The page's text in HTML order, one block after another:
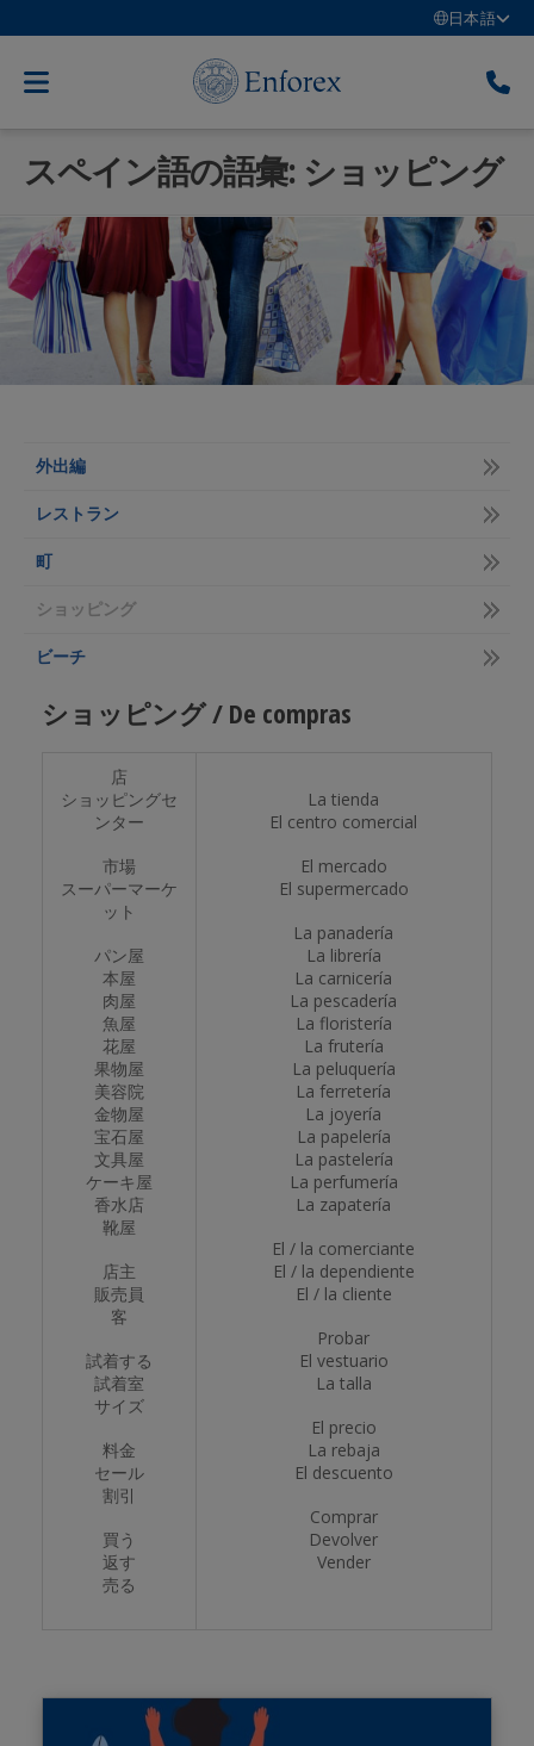
日本語
スペイン語の語彙: ショッピング
外出編
レストラン
町
ショッピング
ビーチ
ショッピング / De compras
店
ショッピングセ
ンター
市場
スーパーマーケ
ット
パン屋
本屋
肉屋
魚屋
花屋
果物屋
美容院
金物屋
宝石屋
文具屋
ケーキ屋
香水店
靴屋
店主
販売員
客
試着する
試着室
サイズ
料金
セール
割引
買う
返す
売る
La tienda
El centro comercial
El mercado
El supermercado
La panadería
La librería
La carnicería
La pescadería
La floristería
La frutería
La peluquería
La ferretería
La joyería
La papelería
La pastelería
La perfumería
La zapatería
El / la comerciante
El / la dependiente
El / la cliente
Probar
El vestuario
La talla
El precio
La rebaja
El descuento
Comprar
Devolver
Vender